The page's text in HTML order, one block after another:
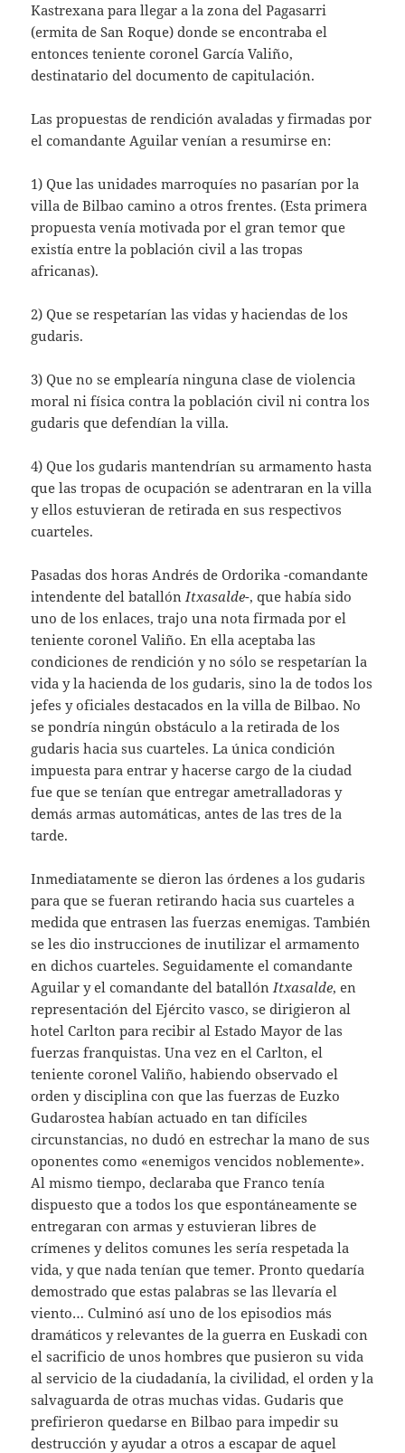
Kastrexana para llegar a la zona del Pagasarri
(ermita de San Roque) donde se encontraba el
entonces teniente coronel García Valiño,
destinatario del documento de capitulación.
Las propuestas de rendición avaladas y firmadas por
el comandante Aguilar venían a resumirse en:
1) Que las unidades marroquíes no pasarían por la
villa de Bilbao camino a otros frentes. (Esta primera
propuesta venía motivada por el gran temor que
existía entre la población civil a las tropas
africanas).
2) Que se respetarían las vidas y haciendas de los
gudaris.
3) Que no se emplearía ninguna clase de violencia
moral ni física contra la población civil ni contra los
gudaris que defendían la villa.
4) Que los gudaris mantendrían su armamento hasta
que las tropas de ocupación se adentraran en la villa
y ellos estuvieran de retirada en sus respectivos
cuarteles.
Pasadas dos horas Andrés de Ordorika -comandante
intendente del batallónItxasalde-, que había sido
uno de los enlaces, trajo una nota firmada por el
teniente coronel Valiño. En ella aceptaba las
condiciones de rendición y no sólo se respetarían la
vida y la hacienda de los gudaris, sino la de todos los
jefes y oficiales destacados en la villa de Bilbao. No
se pondría ningún obstáculo a la retirada de los
gudaris hacia sus cuarteles. La única condición
impuesta para entrar y hacerse cargo de la ciudad
fue que se tenían que entregar ametralladoras y
demás armas automáticas, antes de las tres de la
tarde.
Inmediatamente se dieron las órdenes a los gudaris
para que se fueran retirando hacia sus cuarteles a
medida que entrasen las fuerzas enemigas. También
se les dio instrucciones de inutilizar el armamento
en dichos cuarteles. Seguidamente el comandante
Aguilar y el comandante del batallónItxasalde, en
representación del Ejército vasco, se dirigieron al
hotel Carlton para recibir al Estado Mayor de las
fuerzas franquistas. Una vez en el Carlton, el
teniente coronel Valiño, habiendo observado el
orden y disciplina con que las fuerzas de Euzko
Gudarostea habían actuado en tan difíciles
circunstancias, no dudó en estrechar la mano de sus
oponentes como «enemigos vencidos noblemente».
Al mismo tiempo, declaraba que Franco tenía
dispuesto que a todos los que espontáneamente se
entregaran con armas y estuvieran libres de
crímenes y delitos comunes les sería respetada la
vida, y que nada tenían que temer. Pronto quedaría
demostrado que estas palabras se las llevaría el
viento… Culminó así uno de los episodios más
dramáticos y relevantes de la guerra en Euskadi con
el sacrificio de unos hombres que pusieron su vida
al servicio de la ciudadanía, la civilidad, el orden y la
salvaguarda de otras muchas vidas. Gudaris que
prefirieron quedarse en Bilbao para impedir su
destrucción y ayudar a otros a escapar de aquel